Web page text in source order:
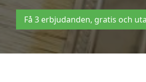
Få 3 erbjudanden, gratis och